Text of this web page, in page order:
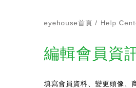
eyehouse首頁 Help
編輯會員資
填寫會員資料、變更頭像、